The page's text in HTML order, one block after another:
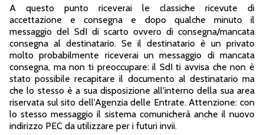
A questo punto riceverai le classiche ricevute di
accettazione e consegna e dopo qualche minuto il
messaggio del SdI di scarto ovvero di consegna/mancata
consegna al destinatario. Se il destinatario è un privato
molto probabilmente riceverai un messaggio di mancata
consegna, ma non ti preoccupare: il SdI ti avvisa che non è
stato possibile recapitare il documento al destinatario ma
che lo stesso è a sua disposizione all'interno della sua area
riservata sul sito dell'Agenzia delle Entrate. Attenzione: con
lo stesso messaggio il sistema comunicherà anche il nuovo
indirizzo PEC da utilizzare per i futuri invii.